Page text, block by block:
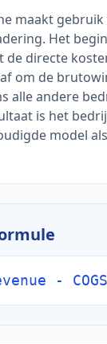
maakt gebruik
Het
directe
af om de
alle andere
is het
model
-